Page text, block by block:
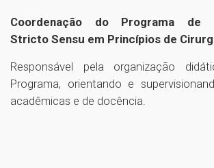
Coordenação do Programa de
Stricto Sensu em Princípios de
Responsável pela organização
Programa, orientando e
acadêmicas e de docência.